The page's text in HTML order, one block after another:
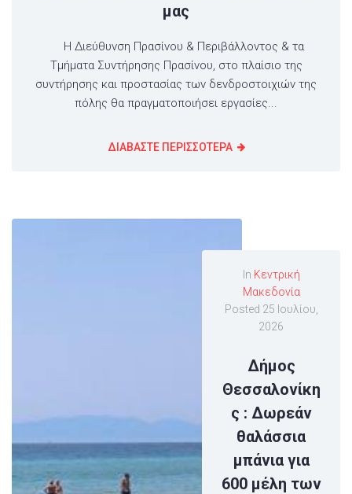
μας
Η Διεύθυνση Πρασίνου & Περιβάλλοντος & τα
Τμήματα Συντήρησης Πρασίνου, στο πλαίσιο της
συντήρησης και προστασίας των δενδροστοιχιών της
πόλης θα πραγματοποιήσει εργασίες...
ΔΙΑΒΑΣΤΕ ΠΕΡΙΣΣΟΤΕΡΑ
In Κεντρική
Μακεδονία
Posted 25 Ιουλίου,
2026
Δήμος
Θεσσαλονίκη
ς : Δωρεάν
θαλάσσια
μπάνια για
600 μέλη των